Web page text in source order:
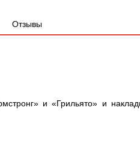
Отзывы
и «Грильято» и